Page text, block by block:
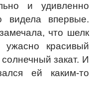
и удивленно
видела впервые.
что шелк
красивый
закат. И
ей каким-то